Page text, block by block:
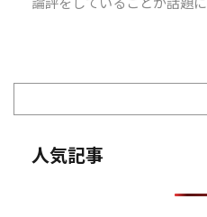
人気記事